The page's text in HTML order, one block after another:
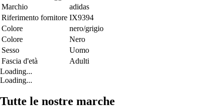
Marchio
adidas
Riferimento fornitore IX9394
Colore
nero/grigio
Colore
Nero
Sesso
Uomo
Fascia d'età
Adulti
Loading...
Loading...
Tutte le nostre marche